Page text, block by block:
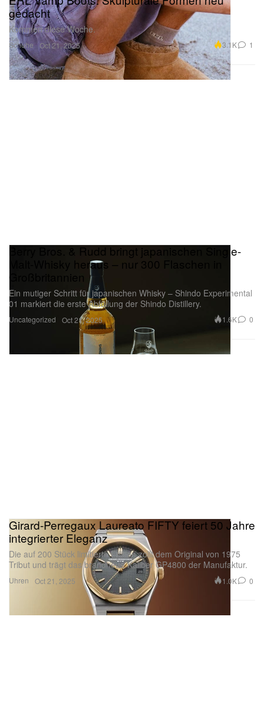
Schuhe
gedacht
Kommen diese Woche.
Oct 21, 2025 3.1K 1
Uncategorized
Berry Bros. & Rudd bringt japanischen Single-
Malt-Whisky heraus – nur 300 Flaschen in
Großbritannien
Ein mutiger Schritt für japanischen Whisky – Shindo Experimental
01 markiert die erste Abfüllung der Shindo Distillery.
Oct 21, 2025 1.6K 0
Uhren
Girard-Perregaux Laureato FIFTY feiert 50 Jahre
integrierter Eleganz
Die auf 200 Stück limitierte Edition zollt dem Original von 1975
Tribut und trägt das brandneue Kaliber GP4800 der Manufaktur.
Oct 21, 2025 1.0K 0